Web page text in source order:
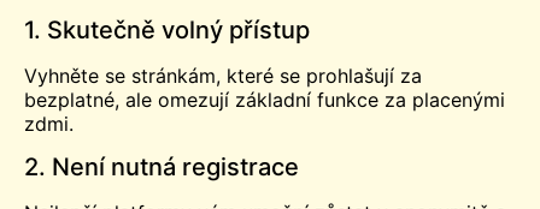
1. Skutečně volný přístup
Vyhněte se stránkám, které se prohlašují za
bezplatné, ale omezují základní funkce za placenými
zdmi.
2. Není nutná registrace